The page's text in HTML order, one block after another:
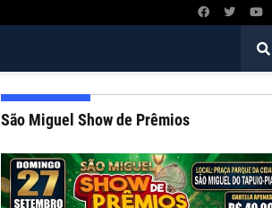
São Miguel Show de Prêmios